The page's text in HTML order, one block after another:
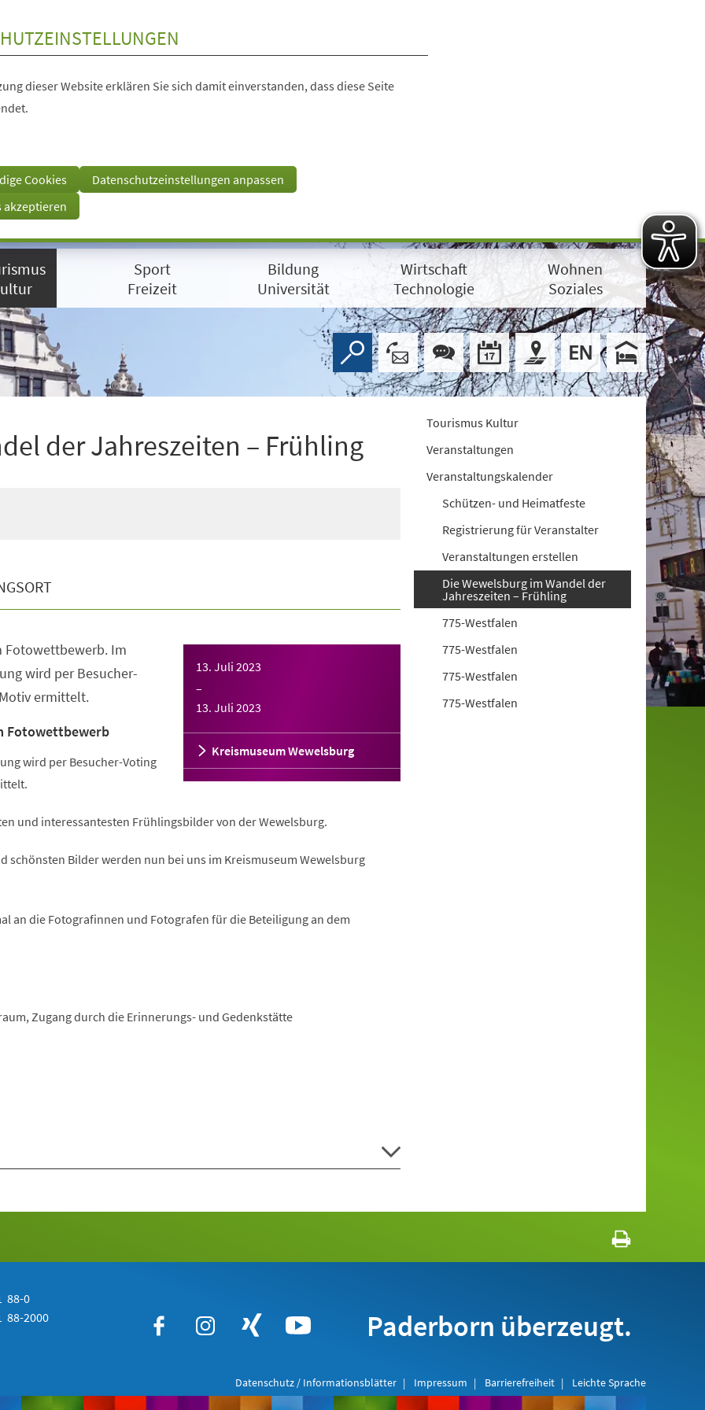
dieser Website erklären Sie sich damit einverstanden, dass diese Seite
Cookies
Datenschutzeinstellungen anpassen
akzeptieren
Sport
Freizeit
Bildung
Universität
Wirtschaft
Technologie
Wohnen
Soziales
der Jahreszeiten – Frühling
13. Juli 2023
–
13. Juli 2023
Kreismuseum Wewelsburg
Fotowettbewerb. Im
wird per Besucher-
ermittelt.
Fotowettbewerb
wird per Besucher-Voting
und interessantesten Frühlingsbilder von der Wewelsburg.
schönsten Bilder werden nun bei uns im Kreismuseum Wewelsburg
an die Fotografinnen und Fotografen für die Beteiligung an dem
Zugang durch die Erinnerungs- und Gedenkstätte
Tourismus Kultur
Veranstaltungen
Veranstaltungskalender
Schützen- und Heimatfeste
Registrierung für Veranstalter
Veranstaltungen erstellen
Die Wewelsburg im Wandel der
Jahreszeiten – Frühling
775-Westfalen
775-Westfalen
775-Westfalen
775-Westfalen
88-0
88-2000 Paderborn überzeugt.
Datenschutz / Informationsblätter Impressum Barrierefreiheit Leichte Sprache